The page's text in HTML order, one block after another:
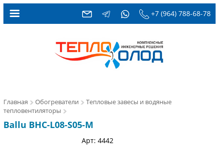
+7 (964) 788-68-78
Главная Обогреватели
Тепловые завесы и водяные
тепловентиляторы
Ballu BHC-L08-S05-M
Арт: 4442